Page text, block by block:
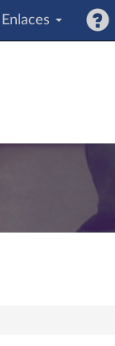
Enlaces